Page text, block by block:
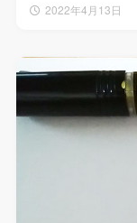
2022年4月13日